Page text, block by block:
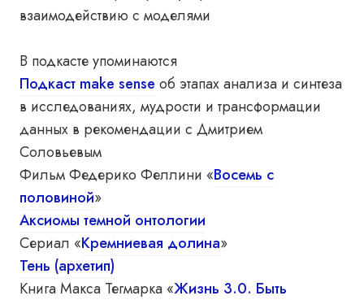
взаимодействию с моделями
В подкасте упоминаются
Подкаст make sense об этапах анализа и синтеза
в исследованиях, мудрости и трансформации
данных в рекомендации с Дмитрием
Соловьевым
Фильм Федерико Феллини «Восемь с
половиной»
Аксиомы темной онтологии
Сериал «Кремниевая долина»
Тень (архетип)
Книга Макса Тегмарка «Жизнь 3.0. Быть